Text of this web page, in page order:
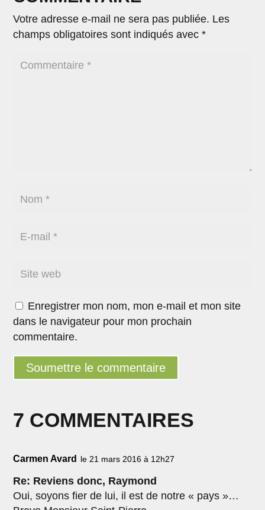
7 COMMENTAIRES
Carmen Avard le 21 mars 2016 à 12h27
Re: Reviens donc, Raymond
Oui, soyons fier de lui, il est de notre « pays »…
Votre adresse e-mail ne sera pas publiée. Les
champs obligatoires sont indiqués avec*
Enregistrer mon nom, mon e-mail et mon site
dans le navigateur pour mon prochain
commentaire.
Soumettre le commentaire